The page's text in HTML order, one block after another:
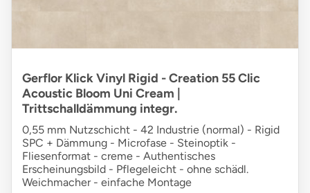
Gerflor Klick Vinyl Rigid - Creation 55 Clic
Acoustic Bloom Uni Cream |
Trittschalldämmung integr.
0,55 mm Nutzschicht - 42 Industrie (normal) - Rigid
SPC + Dämmung - Microfase - Steinoptik -
Fliesenformat - creme - Authentisches
Erscheinungsbild - Pflegeleicht - ohne schädl.
Weichmacher - einfache Montage